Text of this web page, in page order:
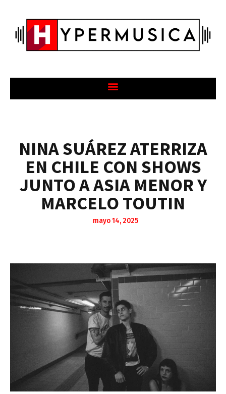
NINA SUÁREZ ATERRIZA
EN CHILE CON SHOWS
JUNTO A ASIA MENOR Y
MARCELO TOUTIN
mayo 14, 2025